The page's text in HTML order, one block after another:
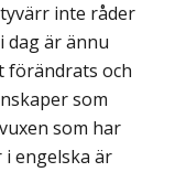
inte råder
är ännu
förändrats och
som
som har
engelska är